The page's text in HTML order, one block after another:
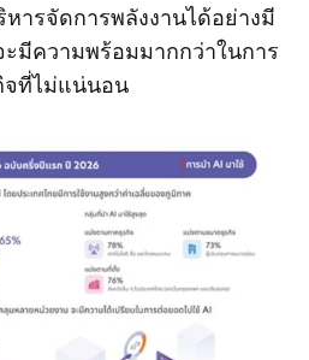
ารจัดการพลังงานได้อย่างมี
มีความพร้อมมากกว่าในการ
จที่ไม่แน่นอน